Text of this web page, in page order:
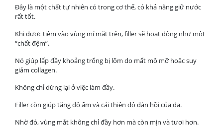
Đây là một chất tự nhiên có trong cơ thể, có khả năng giữ nước
rất tốt.
Khi được tiêm vào vùng mí mắt trên, filler sẽ hoạt động như một
“chất đệm”.
Nó giúp lấp đầy khoảng trống bị lõm do mất mô mỡ hoặc suy
giảm collagen.
Không chỉ dừng lại ở việc làm đầy.
Filler còn giúp tăng độ ẩm và cải thiện độ đàn hồi của da.
Nhờ đó, vùng mắt không chỉ đầy hơn mà còn mịn và tươi hơn.